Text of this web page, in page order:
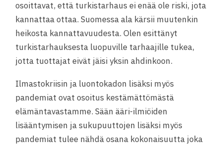
osoittavat, että turkistarhaus ei enää ole riski, jota
kannattaa ottaa. Suomessa ala kärsii muutenkin
heikosta kannattavuudesta. Olen esittänyt
turkistarhauksesta luopuville tarhaajille tukea,
jotta tuottajat eivät jäisi yksin ahdinkoon.
Ilmastokriisin ja luontokadon lisäksi myös
pandemiat ovat osoitus kestämättömästä
elämäntavastamme. Sään ääri-ilmiöiden
lisääntymisen ja sukupuuttojen lisäksi myös
pandemiat tulee nähdä osana kokonaisuutta joka